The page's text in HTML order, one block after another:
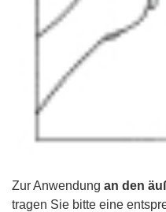
Zur Anwendung an den
tragen Sie bitte eine